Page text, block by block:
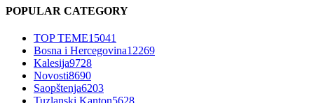
POPULAR CATEGORY
TOP TEME15041
Bosna i Hercegovina12269
Kalesija9728
Novosti8690
Saopštenja6203
Tuzlanski Kanton5628